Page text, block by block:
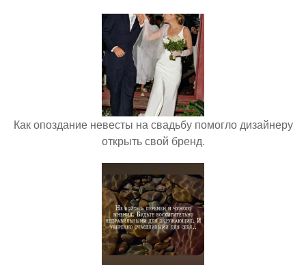
Как опоздание невесты на свадьбу помогло дизайнеру
открыть свой бренд.